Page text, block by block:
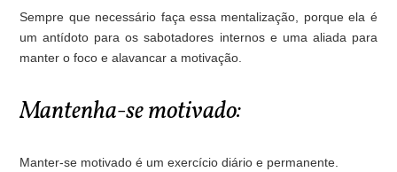
Sempre que necessário faça essa mentalização, porque ela é
um antídoto para os sabotadores internos e uma aliada para
manter o foco e alavancar a motivação.
Mantenha-se motivado:
Manter-se motivado é um exercício diário e permanente.